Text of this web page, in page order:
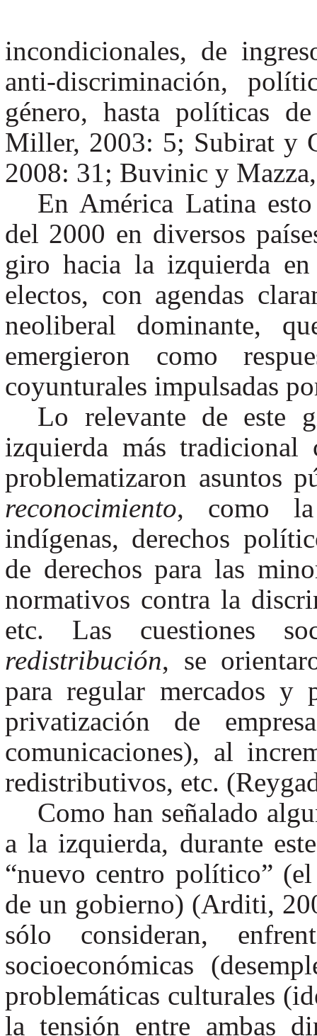
incondicionales, de
anti-discriminación,
género, hasta políticas
Miller, 2003: 5; Subirat y
2008: 31; Buvinic y
En América Latina
del 2000 en diversos
giro hacia la izquierda en
electos, con agendas
neoliberal dominante,
emergieron como
coyunturales impulsadas
Lo relevante de este
izquierda más tradicional
problematizaron asuntos
reconocimiento, como la
indígenas, derechos
de derechos para las
normativos contra la
etc. Las cuestiones
redistribución, se
para regular mercados y
privatización de
comunicaciones), al
redistributivos, etc.
Como han señalado
a la izquierda, durante
“nuevo centro político”
de un gobierno) (Arditi,
sólo consideran,
socioeconómicas
problemáticas culturales
la tensión entre ambas